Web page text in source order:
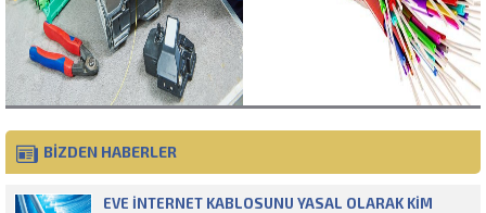
BİZDEN HABERLER
EVE İNTERNET KABLOSUNU YASAL OLARAK KIM